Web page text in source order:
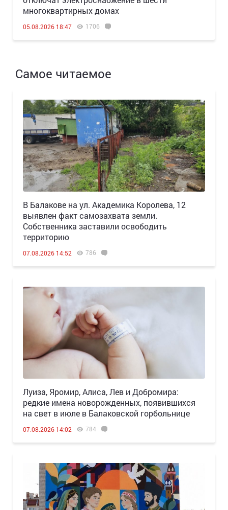
многоквартирных домах
05.08.2026 18:47 1706
Самое читаемое
В Балакове на ул. Академика Королева, 12
выявлен факт самозахвата земли.
Собственника заставили освободить
территорию
07.08.2026 14:52 786
Луиза, Яромир, Алиса, Лев и Добромира:
редкие имена новорожденных, появившихся
на свет в июле в Балаковской горбольнице
07.08.2026 14:02 784